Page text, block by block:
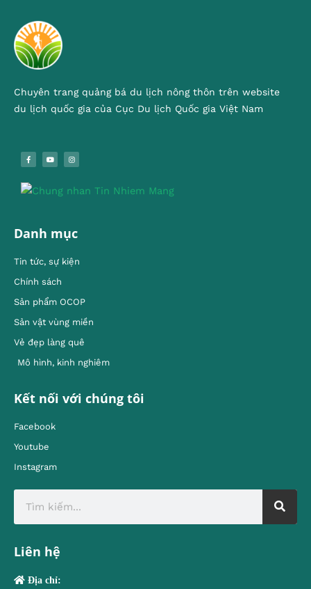
Chuyên trang quảng bá du lịch nông thôn trên website
du lịch quốc gia của Cục Du lịch Quốc gia Việt Nam
Danh mục
Tin tức, sự kiện
Chính sách
Sản phẩm OCOP
Sản vật vùng miền
Vẻ đẹp làng quê
Mô hình, kinh nghiêm
Kết nối với chúng tôi
Facebook
Youtube
Instagram
Liên hệ
Địa chỉ: